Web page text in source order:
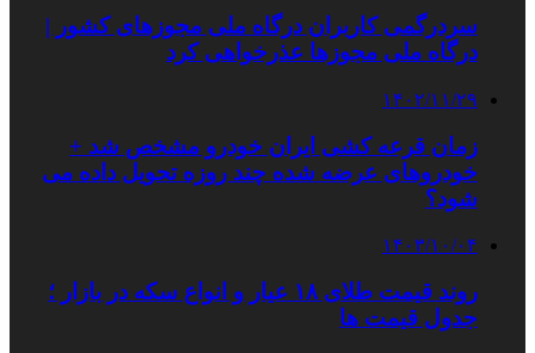
سردرگمی کاربران درگاه ملی مجوزهای کشور |
درگاه ملی مجوزها عذرخواهی کرد
۱۴۰۲/۱۱/۲۹
زمان قرعه کشی ایران خودرو مشخص شد +
خودروهای عرضه شده چند روزه تحویل داده می
شود؟
۱۴۰۳/۱۰/۰۴
روند قیمت طلای ۱۸ عیار و انواع سکه در بازار ؛
جدول قیمت ها